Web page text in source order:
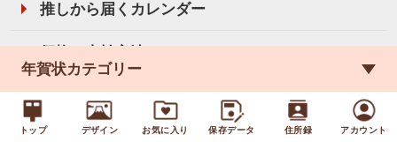
トップ デザイン お気に入り 保存データ 住所録 アカウント
年賀状カテゴリー
推しから届くカレンダー
納期・配送
ご利用ガイド